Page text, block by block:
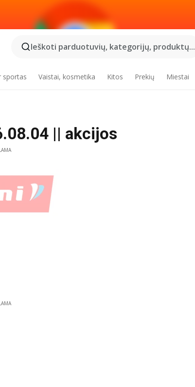
Ieškoti parduotuvių, kategorijų, produktų...
sportas Vaistai, kosmetika Kitos Prekių Miestai
|| akcijos